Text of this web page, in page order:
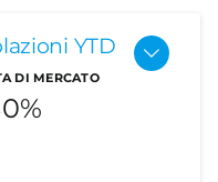
YTD
DI MERCATO